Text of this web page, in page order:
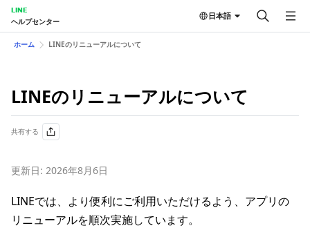
LINE
ヘルプセンター
日本語
ホーム LINEのリニューアルについて
LINEのリニューアルについて
共有する
更新日: 2026年8月6日
LINEでは、より便利にご利用いただけるよう、アプリの
リニューアルを順次実施しています。